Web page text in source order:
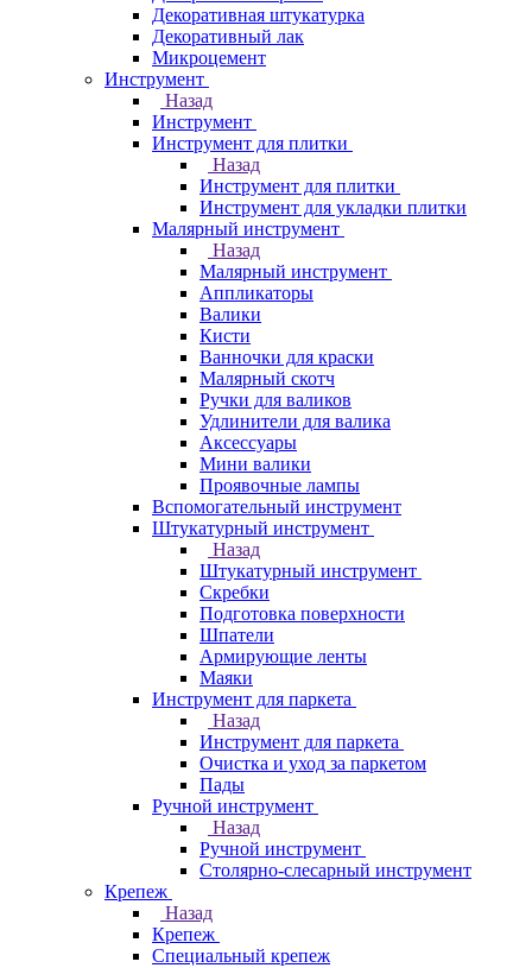
Декоративная штукатурка
Декоративный лак
Микроцемент
Инструмент
Назад
Инструмент
Инструмент для плитки
Назад
Инструмент для плитки
Инструмент для укладки плитки
Малярный инструмент
Назад
Малярный инструмент
Аппликаторы
Валики
Кисти
Ванночки для краски
Малярный скотч
Ручки для валиков
Удлинители для валика
Аксессуары
Мини валики
Проявочные лампы
Вспомогательный инструмент
Штукатурный инструмент
Назад
Штукатурный инструмент
Скребки
Подготовка поверхности
Шпатели
Армирующие ленты
Маяки
Инструмент для паркета
Назад
Инструмент для паркета
Очистка и уход за паркетом
Пады
Ручной инструмент
Назад
Ручной инструмент
Столярно-слесарный инструмент
Крепеж
Назад
Крепеж
Специальный крепеж